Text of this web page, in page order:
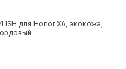
для Honor X6, экокожа,